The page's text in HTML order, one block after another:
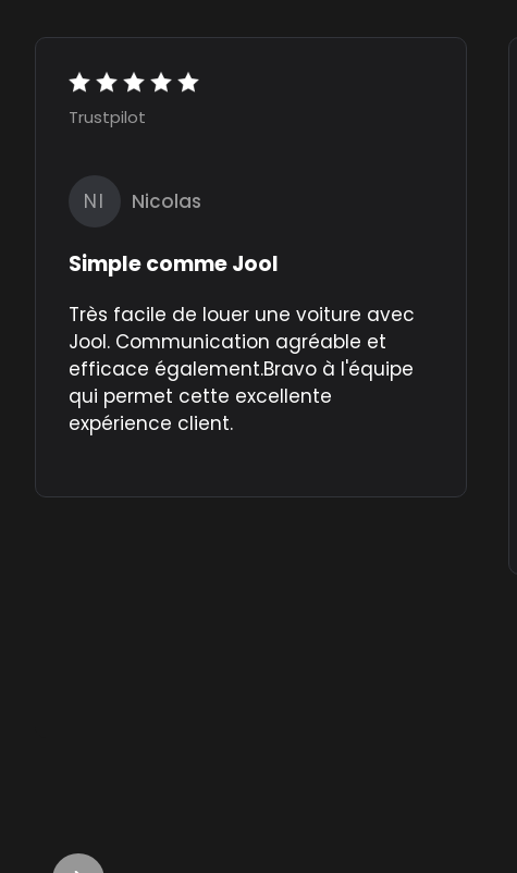
Trustpilot
NI Nicolas
Simple comme Jool
Très facile de louer une voiture avec
Jool. Communication agréable et
efficace également.Bravo à l'équipe
qui permet cette excellente
expérience client.